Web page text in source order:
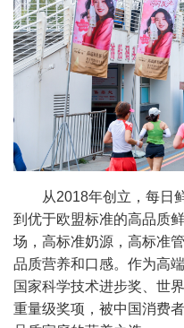
从2018年创立，每日
到优于欧盟标准的高品质
场，高标准奶源，高标准
品质营养和口感。作为高
国家科学技术进步奖、世
重量级奖项，被中国消费